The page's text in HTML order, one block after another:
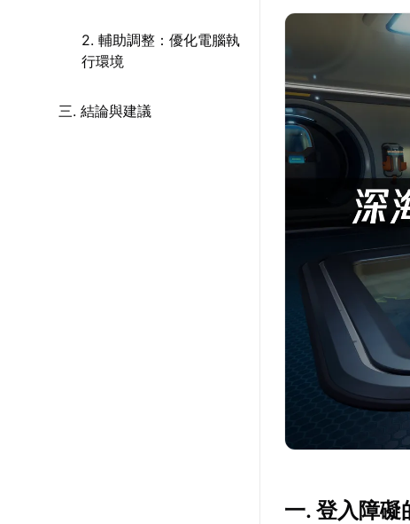
2. 輔助調整：優化電腦執
行環境
三. 結論與建議
一. 登入障礙